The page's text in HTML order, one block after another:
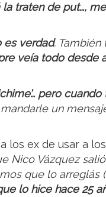
traten de put…,
es verdad. También
veía todo desde
pero
un
los ex de usar a
Nico Vázquez
que lo arreglás
lo hice hace 25